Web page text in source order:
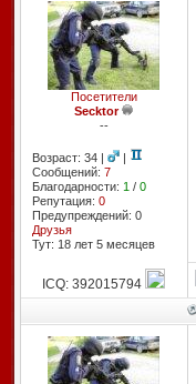
Посетители
Secktor
--
Возраст: 34 |
|
Сообщений: 7
Благодарности: 1 / 0
Репутация: 0
Предупреждений: 0
Друзья
Тут: 18 лет 5 месяцев
ICQ: 392015794